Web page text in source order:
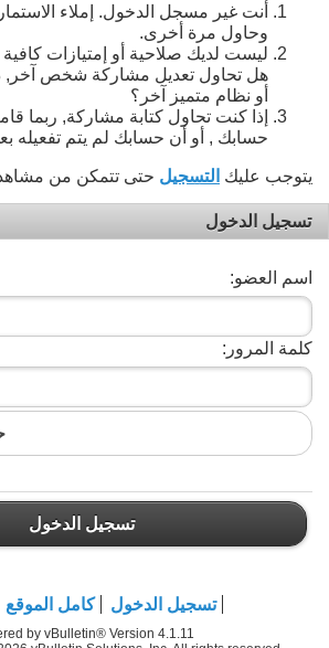
أنت غير مسجل الدخول. إملاء
وحاول مرة أخرى.
ليست لديك صلاحية أو إمتيازات
هل تحاول تعديل مشاركة شخص آخر,
أو نظام متميز آخر؟
إذا كنت تحاول كتابة مشاركة, ربما
حسابك , أو أن حسابك لم يتم تفعيله
يتوجب عليك التسجيل حتى تتمكن من
تسجيل الدخول
اسم العضو:
كلمة المرور:
تسجيل الدخول
تسجيل الدخول كامل الموقع
by vBulletin® Version 4.1.11